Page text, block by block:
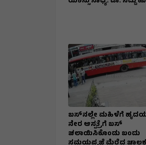
ಬಸ್‌ನಲ್ಲೇ ಮಹಿಳೆಗೆ
ನೇರ ಆಸ್ಪತ್ರೆಗೆ ಬಸ್‌
ಚಲಾಯಿಸಿಕೊಂಡು ಬಂದು